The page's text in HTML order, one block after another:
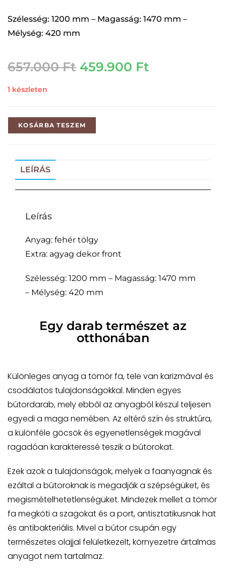
Szélesség: 1200 mm – Magasság: 1470 mm –
Mélység: 420 mm
657.000Ft 459.900 Ft
1 készleten
KOSÁRBA TESZEM
LEÍRÁS
Leírás
Anyag: fehér tölgy
Extra: agyag dekor front
Szélesség: 1200 mm – Magasság: 1470 mm
– Mélység: 420 mm
Egy darab természet az
otthonában
Különleges anyag a tömör fa, tele van karizmával és
csodálatos tulajdonságokkal. Minden egyes
bútordarab, mely ebből az anyagból készül teljesen
egyedi a maga nemében. Az eltérő szín és struktúra,
a különféle göcsök és egyenetlenségek magával
ragadóan karakteressé teszik a bútorokat.
Ezek azok a tulajdonságok, melyek a faanyagnak és
ezáltal a bútoroknak is megadják a szépségüket, és
megismételhetetlenségüket. Mindezek mellet a tömör
fa megköti a szagokat és a port, antisztatikusnak hat
és antibakteriális. Mivel a bútor csupán egy
természetes olajjal felületkezelt, környezetre ártalmas
anyagot nem tartalmaz.